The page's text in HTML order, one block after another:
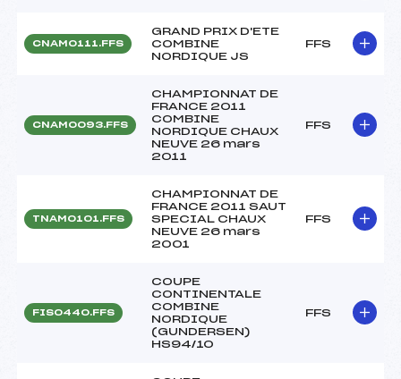
CNAM0111.FFS
GRAND PRIX D'ETE
COMBINE
NORDIQUE JS
FFS
CNAM0093.FFS
CHAMPIONNAT DE
FRANCE 2011
COMBINE
NORDIQUE CHAUX
NEUVE 26 mars
2011
FFS
TNAM0101.FFS
CHAMPIONNAT DE
FRANCE 2011 SAUT
SPECIAL CHAUX
NEUVE 26 mars
2001
FFS
FIS0440.FFS
COUPE
CONTINENTALE
COMBINE
NORDIQUE
(GUNDERSEN)
HS94/10
FFS